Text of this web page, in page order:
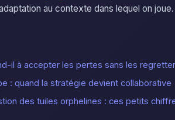
au contexte dans lequel on joue.
il à accepter les pertes sans les
: quand la stratégie devient collaborative
des tuiles orphelines : ces petits